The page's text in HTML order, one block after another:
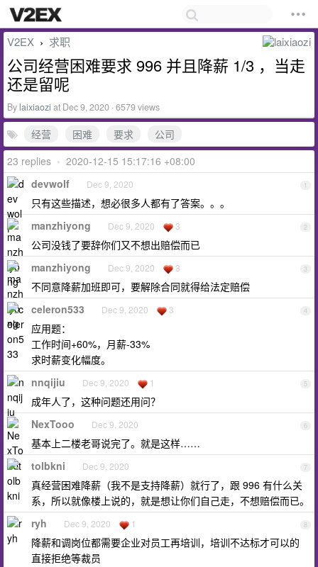
V2EX › 求职
公司经营困难要求 996 并且降薪 1/3 ，当走
还是留呢
By laixiaozi at Dec 9, 2020 · 6579 views
经营 困难 要求
公司
23 replies • 2020-12-15 15:17:16 +08:00
1
devwolf Dec 9, 2020
只有这些描述，想必很多人都有了答案。。。
2
manzhiyong Dec 9, 2020 3
公司没钱了要辞你们又不想出赔偿而已
3
manzhiyong Dec 9, 2020 3
不同意降薪加班即可，要解除合同就得给法定赔偿
4
celeron533 Dec 9, 2020 3
应用题：
工作时间+60%，月薪-33%
求时薪变化幅度。
5
nnqijiu Dec 9, 2020 1
成年人了，这种问题还用问？
6
NexTooo Dec 9, 2020
基本上二楼老哥说完了。就是这样……
7
tolbkni Dec 9, 2020
真经营困难降薪（我不是支持降薪）就行了，跟 996 有什么关
系，所以就像楼上说的，就是想让你们自己走，不想赔偿而已。
8
ryh Dec 9, 2020 1
降薪和调岗位都需要企业对员工再培训，培训不达标才可以的
直接拒绝等裁员